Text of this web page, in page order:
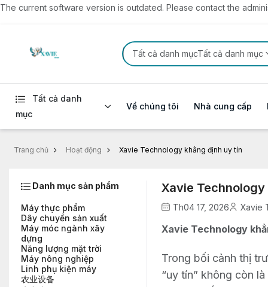
The current software version is outdated. Please contact the
Tất cả danh mụcTất cả danh mục
Tất cả danh
mục
Về chúng tôi Nhà cung cấp
Trang chủ Hoạt động Xavie Technology khẳng định uy tín
Danh mục sản phẩm
Máy thực phẩm
Dây chuyền sản xuất
Máy móc ngành xây
dựng
Năng lượng mặt trời
Máy nông nghiệp
Linh phụ kiện máy
农业设备
Xavie
Th04 17, 2026 Xavie
Xavie Technology
Trong bối cảnh thị
“uy tín” không còn